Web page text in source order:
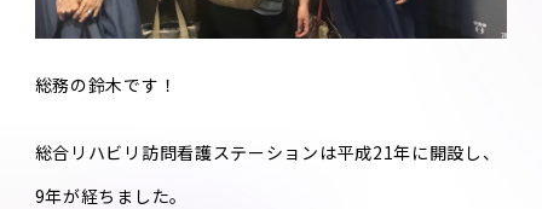
総務の鈴木です！
総合リハビリ訪問看護ステーションは平成21年に開設し、
9年が経ちました。